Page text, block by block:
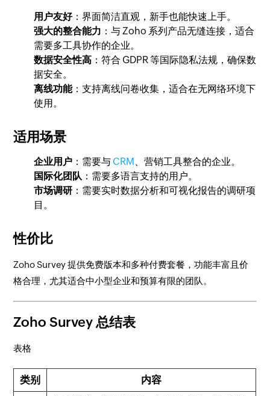
用户友好：界面简洁直观，新手也能快速上手。
强大的整合能力 ：与 Zoho 系列产品无缝连接，适合
需要多工具协作的企业。
数据安全性高 ：符合 GDPR 等国际隐私法规，确保数
据安全。
离线功能：支持离线问卷收集，适合在无网络环境下
使用。
适用场景
企业用户 ：需要与 CRM、营销工具整合的企业。
国际化团队 ：需要多语言支持的用户。
市场调研 ：需要实时数据分析和可视化报告的调研项
目。
性价比
Zoho Survey 提供免费版本和多种付费套餐，功能丰富且价
格合理，尤其适合中小型企业和预算有限的团队。
Zoho Survey 总结表
表格
类别 内容